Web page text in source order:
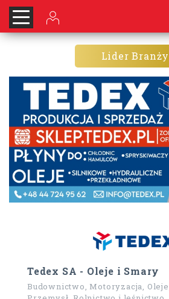
Lider Branży
Tedex SA - Oleje i Smary
Budownictwo, Motoryzacja,